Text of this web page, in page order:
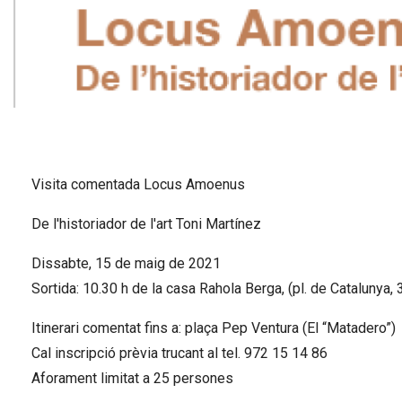
Visita comentada Locus Amoenus
De l'historiador de l'art Toni Martínez
Dissabte, 15 de maig de 2021
Sortida: 10.30 h de la casa Rahola Berga, (pl. de Catalunya,
Itinerari comentat fins a: plaça Pep Ventura (El “Matadero”)
Cal inscripció prèvia trucant al tel. 972 15 14 86
Aforament limitat a 25 persones